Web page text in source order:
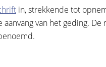
in, strekkende tot
van het geding.